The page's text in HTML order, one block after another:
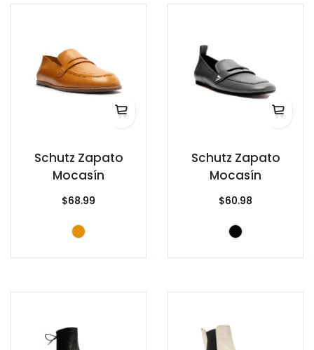
Schutz Zapato
Mocasín
$68.99
Schutz Zapato
Mocasín
$60.98